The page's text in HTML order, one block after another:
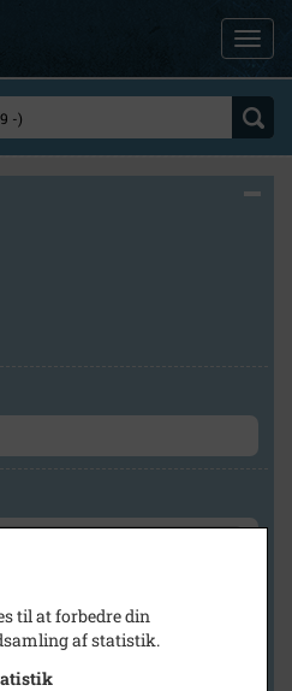
til at forbedre din
af statistik.